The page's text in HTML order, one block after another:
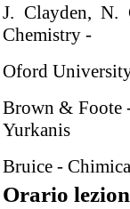
J. Clayden, N.
Chemistry -
Oford
Brown & Foote
Yurkanis
Bruice -
Orario